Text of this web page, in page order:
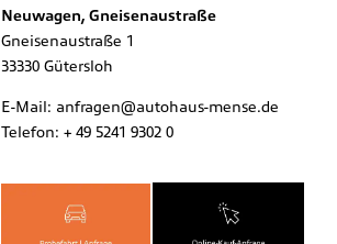
Neuwagen, Gneisenaustraße
Gneisenaustraße 1
33330 Gütersloh
E-Mail: anfragen@autohaus-mense.de
Telefon: + 49 5241 9302 0